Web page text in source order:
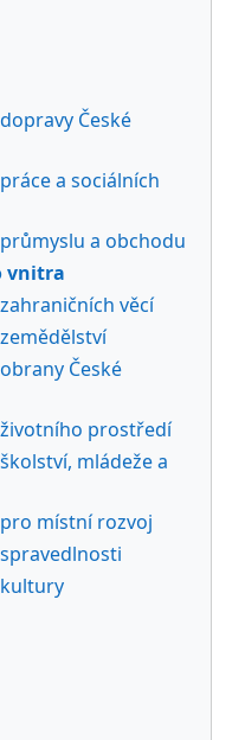
České
a sociálních
a obchodu
vnitra
věcí
České
prostředí
mládeže a
místní rozvoj